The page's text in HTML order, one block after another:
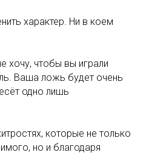
характер. Ни в коем
хочу, чтобы вы играли
Ваша ложь будет очень
одно лишь
которые не только
но и благодаря